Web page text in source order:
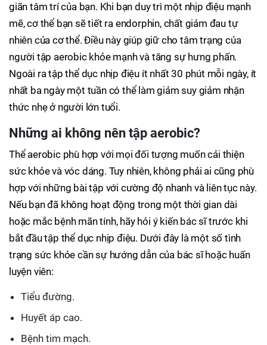
giãn tâm trí của bạn. Khi bạn duy trì một nhịp điệu mạnh
mẽ, cơ thể bạn sẽ tiết ra endorphin, chất giảm đau tự
nhiên của cơ thể. Điều này giúp giữ cho tâm trạng của
người tập aerobic khỏe mạnh và tăng sự hưng phấn.
Ngoài ra tập thể dục nhịp điệu ít nhất 30 phút mỗi ngày, ít
nhất ba ngày một tuần có thể làm giảm suy giảm nhận
thức nhẹ ở người lớn tuổi.
Những ai không nên tập aerobic?
Thể aerobic phù hợp với mọi đối tượng muốn cải thiện
sức khỏe và vóc dáng. Tuy nhiên, không phải ai cũng phù
hợp với những bài tập với cường độ nhanh và liên tục này.
Nếu bạn đã không hoạt động trong một thời gian dài
hoặc mắc bệnh mãn tính, hãy hỏi ý kiến ​​bác sĩ trước khi
bắt đầu tập thể dục nhịp điệu. Dưới đây là một số tình
trạng sức khỏe cần sự hướng dẫn của bác sĩ hoặc huấn
luyện viên:
Tiểu đường.
Huyết áp cao.
Bệnh tim mạch.